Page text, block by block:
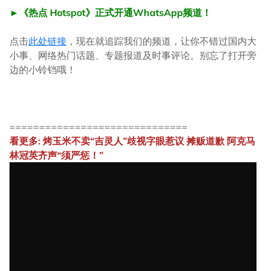
►《热点 Hotspot》正式开通WhatsApp频道！
点击此处链接 ，现在就追踪我们的频道，让你不错过国内大
小事、网络热门话题、专题报道及时事评论。别忘了打开旁
边的小铃铛哦！
==============================
看更多: 烤玉米不卖“吉灵人”歧视字眼惹议 摊贩道歉 阿克马
林冠英齐声“须严惩！”